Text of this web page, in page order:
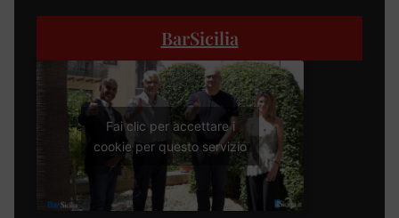
BarSicilia
Fai clic per accettare i
cookie per questo servizio